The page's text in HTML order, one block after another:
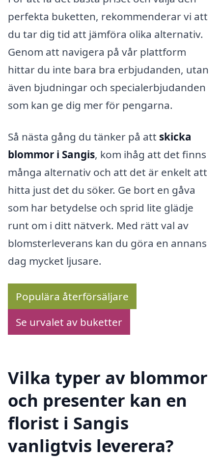
perfekta buketten, rekommenderar vi att
du tar dig tid att jämföra olika alternativ.
Genom att navigera på vår plattform
hittar du inte bara bra erbjudanden, utan
även bjudningar och specialerbjudanden
som kan ge dig mer för pengarna.
Så nästa gång du tänker på att skicka
blommor i Sangis, kom ihåg att det finns
många alternativ och att det är enkelt att
hitta just det du söker. Ge bort en gåva
som har betydelse och sprid lite glädje
runt om i ditt nätverk. Med rätt val av
blomsterleverans kan du göra en annans
dag mycket ljusare.
Populära återförsäljare
Se urvalet av buketter
Vilka typer av blommor
och presenter kan en
florist i Sangis
vanligtvis leverera?